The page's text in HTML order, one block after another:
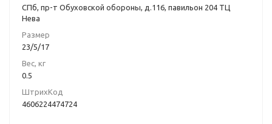
СПб, пр-т Обуховской обороны, д.116, павильон 204 ТЦ
Нева
Размер
23/5/17
Вес, кг
0.5
ШтрихКод
4606224474724